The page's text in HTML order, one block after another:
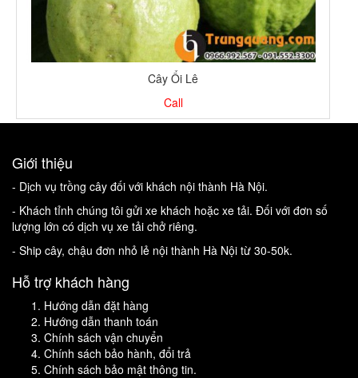
Cây Ổi Lê
Call
Giới thiệu
- Dịch vụ trồng cây đối với khách nội thành Hà Nội.
- Khách tỉnh chúng tôi gửi xe khách hoặc xe tải. Đối với đơn số
lượng lớn có dịch vụ xe tải chở riêng.
- Ship cây, chậu đơn nhỏ lẻ nội thành Hà Nội từ 30-50k.
Hỗ trợ khách hàng
Hướng dẫn đặt hàng
Hướng dẫn thanh toán
Chính sách vận chuyển
Chính sách bảo hành, đổi trả
Chính sách bảo mật thông tin.